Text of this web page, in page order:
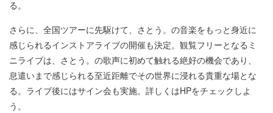
る。
さらに、全国ツアーに先駆けて、さとう。の音楽をもっと身近に
感じられるインストアライブの開催も決定。観覧フリーとなるミ
ニライブは、さとう。の歌声に初めて触れる絶好の機会であり、
息遣いまで感じられる至近距離でその世界に浸れる貴重な場とな
る。ライブ後にはサイン会も実施。詳しくはHPをチェックしよ
う。